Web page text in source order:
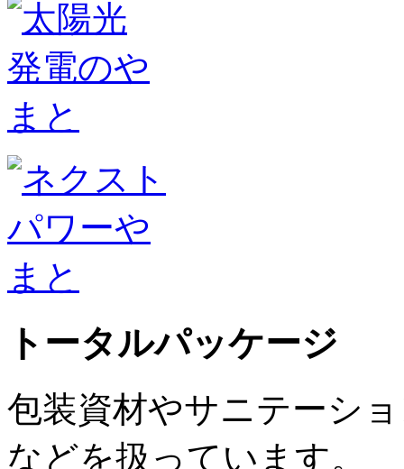
トータルパッケージ
包装資材やサニテーシ
などを扱っています。